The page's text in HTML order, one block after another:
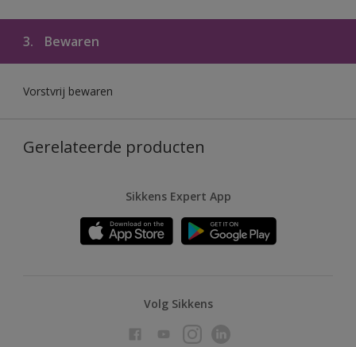
3. Bewaren
Vorstvrij bewaren
Gerelateerde producten
Sikkens Expert App
Volg Sikkens